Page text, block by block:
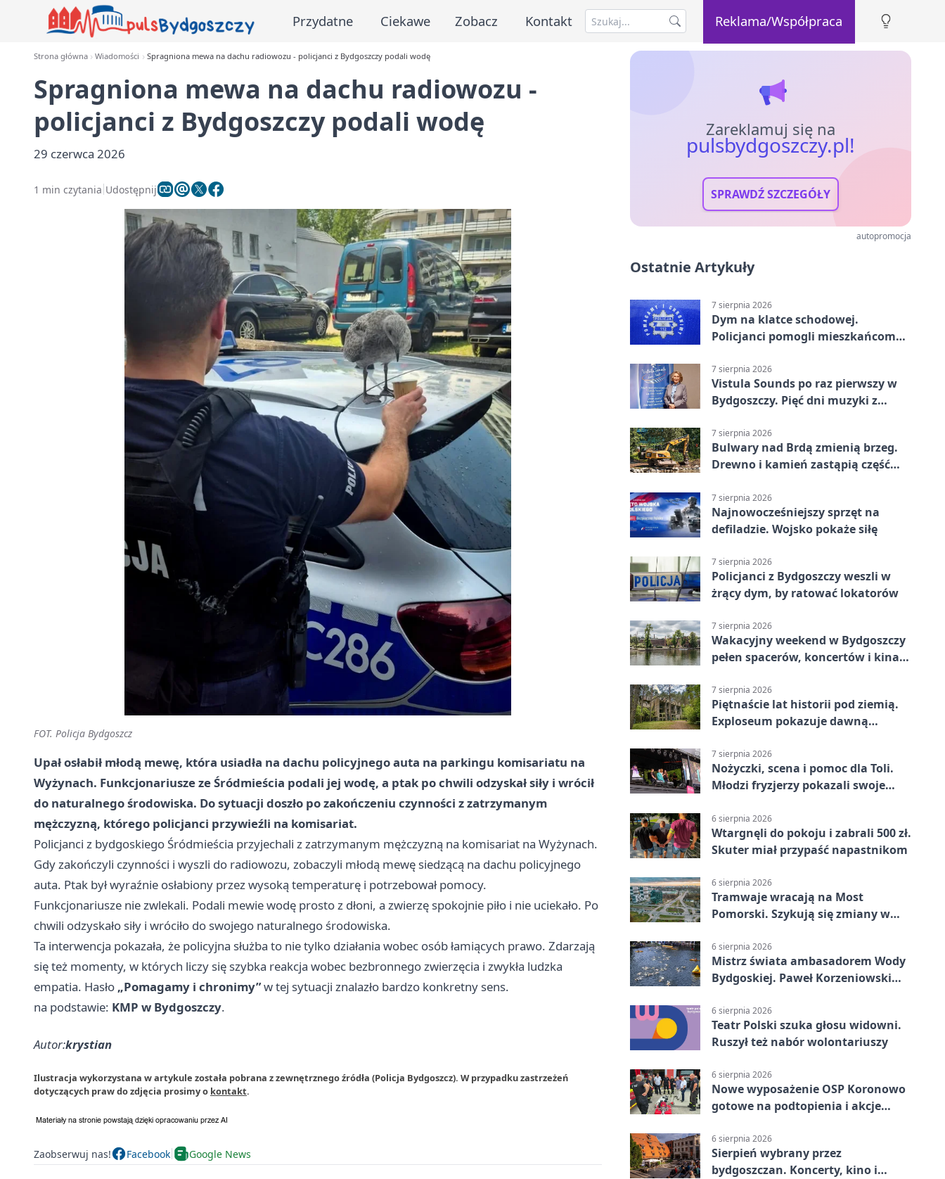
Przydatne Ciekawe Zobacz Kontakt Reklama/Współpraca
Strona główna Wiadomości Spragniona mewa na dachu radiowozu - policjanci z Bydgoszczy podali wodę
Spragniona mewa na dachu radiowozu -
policjanci z Bydgoszczy podali wodę
29 czerwca 2026
1 min czytania Udostępnij
FOT. Policja Bydgoszcz
Upał osłabił młodą mewę, która usiadła na dachu policyjnego auta na parkingu komisariatu na
Wyżynach. Funkcjonariusze ze Śródmieścia podali jej wodę, a ptak po chwili odzyskał siły i wrócił
do naturalnego środowiska. Do sytuacji doszło po zakończeniu czynności z zatrzymanym
mężczyzną, którego policjanci przywieźli na komisariat.
Policjanci z bydgoskiego Śródmieścia przyjechali z zatrzymanym mężczyzną na komisariat na Wyżynach.
Gdy zakończyli czynności i wyszli do radiowozu, zobaczyli młodą mewę siedzącą na dachu policyjnego
auta. Ptak był wyraźnie osłabiony przez wysoką temperaturę i potrzebował pomocy.
Funkcjonariusze nie zwlekali. Podali mewie wodę prosto z dłoni, a zwierzę spokojnie piło i nie uciekało. Po
chwili odzyskało siły i wróciło do swojego naturalnego środowiska.
Ta interwencja pokazała, że policyjna służba to nie tylko działania wobec osób łamiących prawo. Zdarzają
się też momenty, w których liczy się szybka reakcja wobec bezbronnego zwierzęcia i zwykła ludzka
empatia. Hasło „Pomagamy i chronimy”w tej sytuacji znalazło bardzo konkretny sens.
na podstawie: KMP w Bydgoszczy.
Autor:krystian
Ilustracja wykorzystana w artykule została pobrana z zewnętrznego źródła (Policja Bydgoszcz). W przypadku zastrzeżeń
dotyczących praw do zdjęcia prosimy o kontakt.
Zaobserwuj nas! Facebook Google News
Zareklamuj się na
pulsbydgoszczy.pl!
SPRAWDŹ SZCZEGÓŁY
autopromocja
Ostatnie Artykuły
7 sierpnia 2026
Dym na klatce schodowej.
Policjanci pomogli mieszkańcom
7 sierpnia 2026
Vistula Sounds po raz pierwszy w
Bydgoszczy. Pięć dni muzyki z
7 sierpnia 2026
Bulwary nad Brdą zmienią brzeg.
Drewno i kamień zastąpią część
7 sierpnia 2026
Najnowocześniejszy sprzęt na
defiladzie. Wojsko pokaże siłę
7 sierpnia 2026
Policjanci z Bydgoszczy weszli w
żrący dym, by ratować lokatorów
7 sierpnia 2026
Wakacyjny weekend w Bydgoszczy
pełen spacerów, koncertów i kina
7 sierpnia 2026
Piętnaście lat historii pod ziemią.
Exploseum pokazuje dawną
7 sierpnia 2026
Nożyczki, scena i pomoc dla Toli.
Młodzi fryzjerzy pokazali swoje
6 sierpnia 2026
Wtargnęli do pokoju i zabrali 500 zł.
Skuter miał przypaść napastnikom
6 sierpnia 2026
Tramwaje wracają na Most
Pomorski. Szykują się zmiany w
6 sierpnia 2026
Mistrz świata ambasadorem Wody
Bydgoskiej. Paweł Korzeniowski
6 sierpnia 2026
Teatr Polski szuka głosu widowni.
Ruszył też nabór wolontariuszy
6 sierpnia 2026
Nowe wyposażenie OSP Koronowo
gotowe na podtopienia i akcje
6 sierpnia 2026
Sierpień wybrany przez
bydgoszczan. Koncerty, kino i